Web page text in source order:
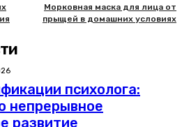
Морковная маска для лица от
прыщей в домашних условиях
психолога:
непрерывное
развитие